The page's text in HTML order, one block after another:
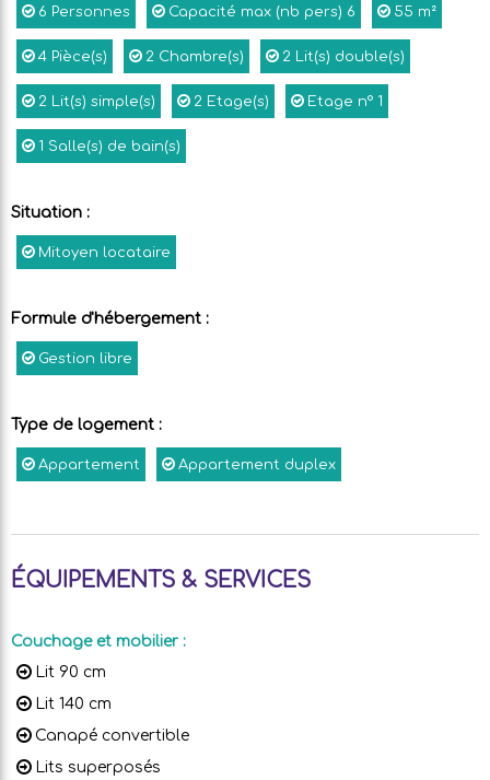
6 Personnes Capacité max (nb pers) 6 55 m²
4 Pièce(s) 2 Chambre(s) 2 Lit(s) double(s)
2 Lit(s) simple(s) 2 Etage(s) Etage n° 1
1 Salle(s) de bain(s)
Situation :
Mitoyen locataire
Formule d'hébergement :
Gestion libre
Type de logement :
Appartement Appartement duplex
ÉQUIPEMENTS & SERVICES
Couchage et mobilier :
Lit 90 cm
Lit 140 cm
Canapé convertible
Lits superposés